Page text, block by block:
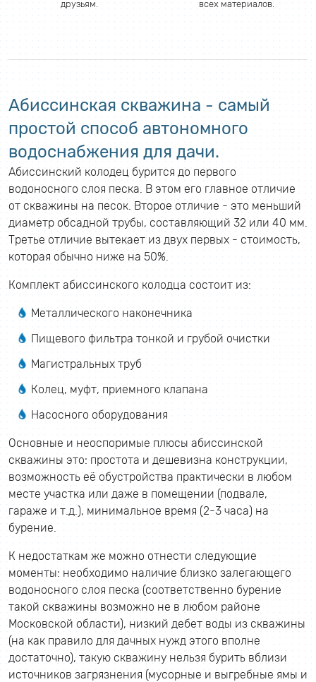
друзьям. всех материалов.
Абиссинская скважина - самый
простой способ автономного
водоснабжения для дачи.
Абиссинский колодец бурится до первого
водоносного слоя песка. В этом его главное отличие
от скважины на песок. Второе отличие - это меньший
диаметр обсадной трубы, составляющий 32 или 40 мм.
Третье отличие вытекает из двух первых - стоимость,
которая обычно ниже на 50%.
Комплект абиссинского колодца состоит из:
Металлического наконечника
Пищевого фильтра тонкой и грубой очистки
Магистральных труб
Колец, муфт, приемного клапана
Насосного оборудования
Основные и неоспоримые плюсы абиссинской
скважины это: простота и дешевизна конструкции,
возможность её обустройства практически в любом
месте участка или даже в помещении (подвале,
гараже и т.д.), минимальное время (2-3 часа) на
бурение.
К недостаткам же можно отнести следующие
моменты: необходимо наличие близко залегающего
водоносного слоя песка (соответственно бурение
такой скважины возможно не в любом районе
Московской области), низкий дебет воды из скважины
(на как правило для дачных нужд этого вполне
достаточно), такую скважину нельзя бурить вблизи
источников загрязнения (мусорные и выгребные ямы и